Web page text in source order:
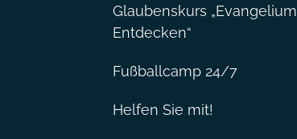
Glaubenskurs „Evangelium
Entdecken“
Fußballcamp 24/7
Helfen Sie mit!